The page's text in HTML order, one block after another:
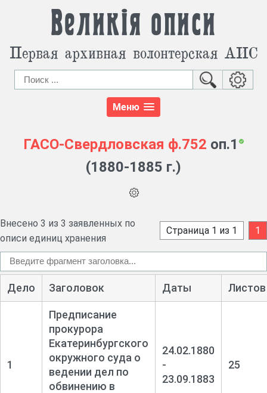
Великія описи
Первая архивная волонтерская АИС
Меню
ГАСО-Свердловская ф.752 оп.1
(1880-1885 г.)
Внесено 3 из 3 заявленных по
описи единиц хранения
Страница 1 из 1 1
Дело Заголовок Даты Листов
1
Предписание
прокурора
Екатеринбургского
окружного суда о
ведении дел по
обвинению в
24.02.1880
-
23.09.1883
25